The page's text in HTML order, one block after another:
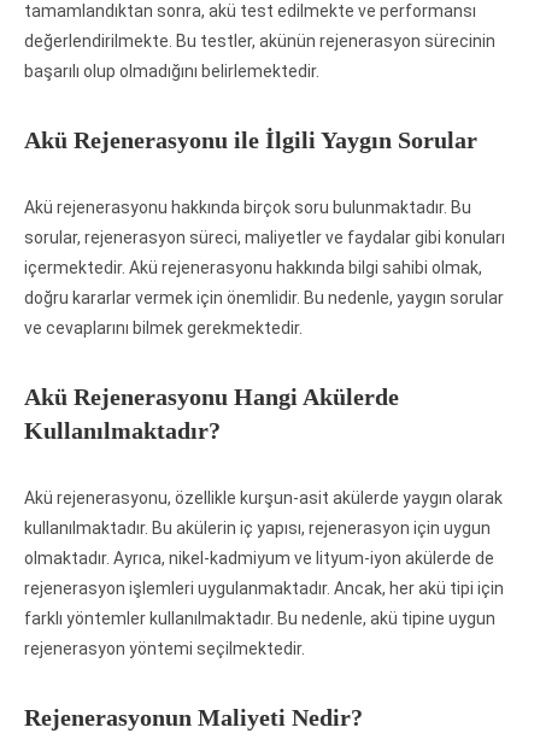
tamamlandıktan sonra, akü test edilmekte ve performansı
değerlendirilmekte. Bu testler, akünün rejenerasyon sürecinin
başarılı olup olmadığını belirlemektedir.
Akü Rejenerasyonu ile İlgili Yaygın Sorular
Akü rejenerasyonu hakkında birçok soru bulunmaktadır. Bu
sorular, rejenerasyon süreci, maliyetler ve faydalar gibi konuları
içermektedir. Akü rejenerasyonu hakkında bilgi sahibi olmak,
doğru kararlar vermek için önemlidir. Bu nedenle, yaygın sorular
ve cevaplarını bilmek gerekmektedir.
Akü Rejenerasyonu Hangi Akülerde
Kullanılmaktadır?
Akü rejenerasyonu, özellikle kurşun-asit akülerde yaygın olarak
kullanılmaktadır. Bu akülerin iç yapısı, rejenerasyon için uygun
olmaktadır. Ayrıca, nikel-kadmiyum ve lityum-iyon akülerde de
rejenerasyon işlemleri uygulanmaktadır. Ancak, her akü tipi için
farklı yöntemler kullanılmaktadır. Bu nedenle, akü tipine uygun
rejenerasyon yöntemi seçilmektedir.
Rejenerasyonun Maliyeti Nedir?